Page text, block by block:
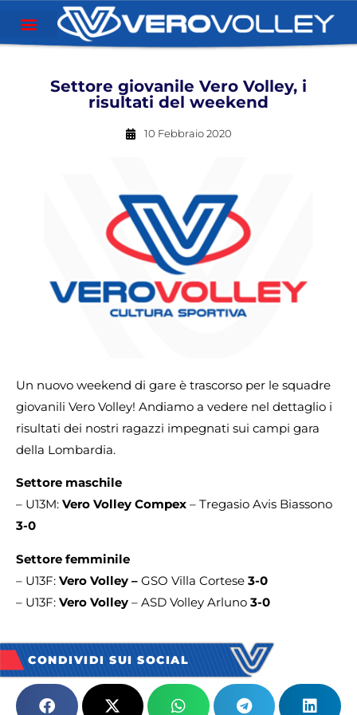
Settore giovanile Vero Volley, i
risultati del weekend
10 Febbraio 2020
Un nuovo weekend di gare è trascorso per le squadre
giovanili Vero Volley! Andiamo a vedere nel dettaglio i
risultati dei nostri ragazzi impegnati sui campi gara
della Lombardia.
Settore maschile
– U13M: Vero Volley Compex – Tregasio Avis Biassono
3-0
Settore femminile
– U13F: Vero Volley – GSO Villa Cortese 3-0
– U13F: Vero Volley – ASD Volley Arluno 3-0
CONDIVIDI SUI SOCIAL